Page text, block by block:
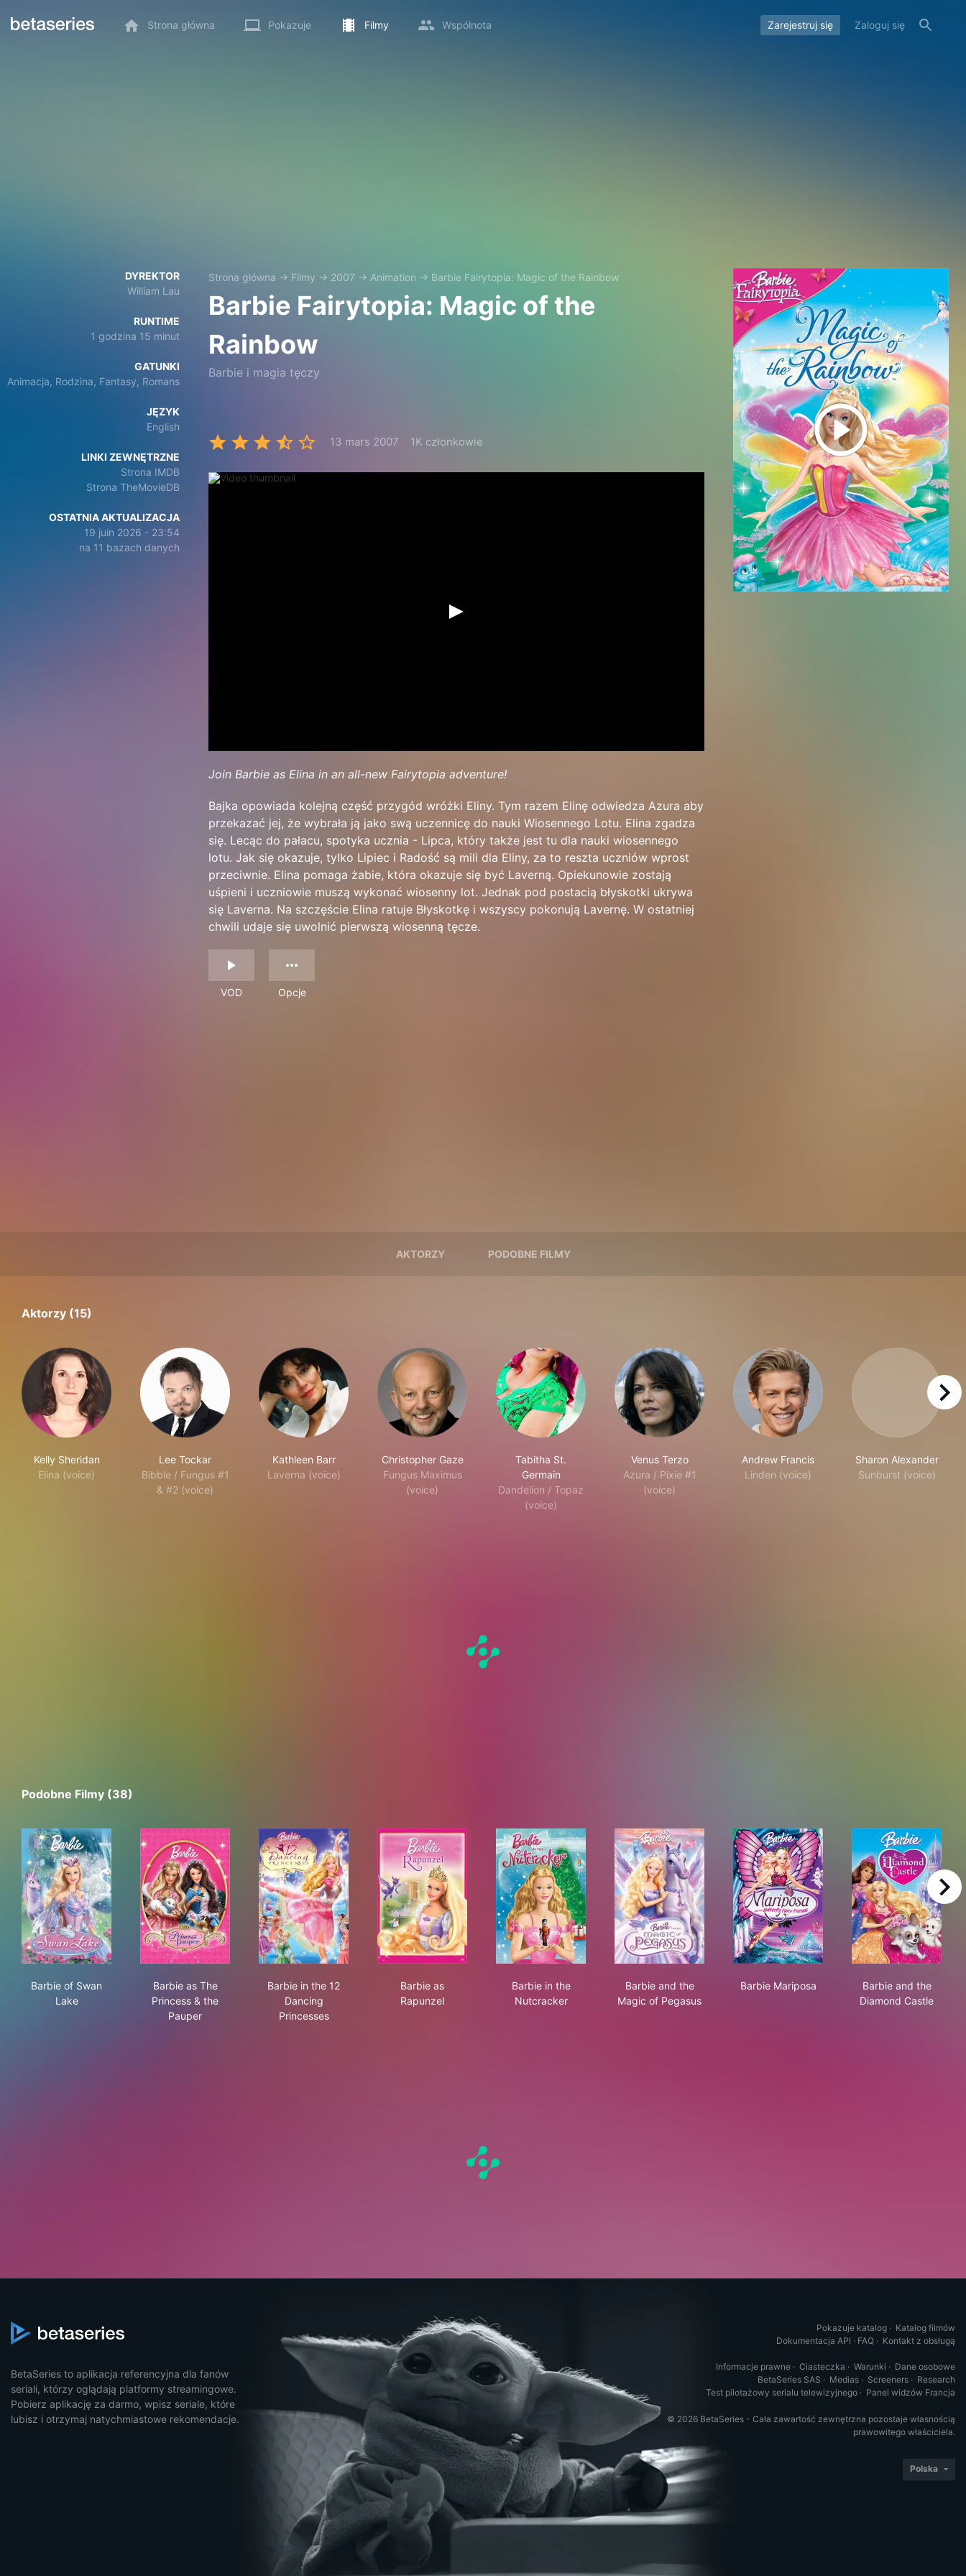
Strona główna Pokazuje Filmy Wspólnota Zarejestruj się Zaloguj się
DYREKTOR
William Lau
RUNTIME
1 godzina 15 minut
GATUNKI
Animacja, Rodzina, Fantasy, Romans
JĘZYK
English
LINKI ZEWNĘTRZNE
Strona IMDB
Strona TheMovieDB
OSTATNIA AKTUALIZACJA
19 juin 2026 - 23:54
na 11 bazach danych
Strona główna → Filmy → 2007 → Animation → Barbie Fairytopia: Magic of the Rainbow
Barbie Fairytopia: Magic of the
Rainbow
Barbie i magia tęczy
13 mars 2007 1K członkowie
Join Barbie as Elina in an all-new Fairytopia adventure!
Bajka opowiada kolejną część przygód wróżki Eliny. Tym razem Elinę odwiedza Azura aby
przekazać jej, że wybrała ją jako swą uczennicę do nauki Wiosennego Lotu. Elina zgadza
się. Lecąc do pałacu, spotyka ucznia - Lipca, który także jest tu dla nauki wiosennego
lotu. Jak się okazuje, tylko Lipiec i Radość są mili dla Eliny, za to reszta uczniów wprost
przeciwnie. Elina pomaga żabie, która okazuje się być Laverną. Opiekunowie zostają
uśpieni i uczniowie muszą wykonać wiosenny lot. Jednak pod postacią błyskotki ukrywa
się Laverna. Na szczęście Elina ratuje Błyskotkę i wszyscy pokonują Lavernę. W ostatniej
chwili udaje się uwolnić pierwszą wiosenną tęcze.
VOD Opcje
AKTORZY PODOBNE FILMY
Aktorzy (15)
Kelly Sheridan
Elina (voice)
Lee Tockar
Bibble / Fungus #1
& #2 (voice)
Kathleen Barr
Laverna (voice)
Christopher Gaze
Fungus Maximus
(voice)
Tabitha St.
Germain
Dandelion / Topaz
(voice)
Venus Terzo
Azura / Pixie #1
(voice)
Andrew Francis
Linden (voice)
Sharon Alexander
Sunburst (voice)
right
Podobne Filmy (38)
Barbie of Swan
Lake
Barbie as The
Princess & the
Pauper
Barbie in the 12
Dancing
Princesses
Barbie as
Rapunzel
Barbie in the
Nutcracker
Barbie and the
Magic of Pegasus
Barbie Mariposa
Barbie and the
Diamond Castle
right
BetaSeries to aplikacja referencyjna dla fanów
seriali, którzy oglądają platformy streamingowe.
Pobierz aplikację za darmo, wpisz seriale, które
lubisz i otrzymaj natychmiastowe rekomendacje.
Pokazuje katalog · Katalog filmów
Dokumentacja API · FAQ · Kontakt z obsługą
Informacje prawne · Ciasteczka · Warunki · Dane osobowe
BetaSeries SAS · Medias · Screeners · Research
Test pilotażowy serialu telewizyjnego · Panel widzów Francja
© 2026 BetaSeries - Cała zawartość zewnętrzna pozostaje własnością
prawowitego właściciela.
Polska